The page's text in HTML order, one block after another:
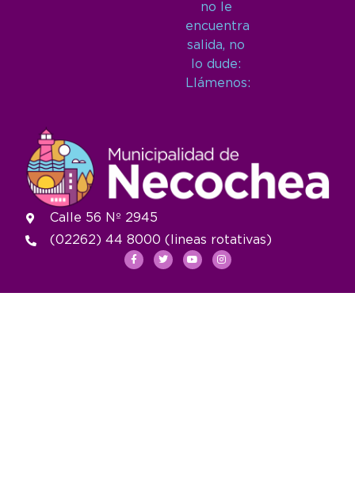
no le
encuentra
salida, no
lo dude:
Llámenos:
Calle 56 Nº 2945
(02262) 44 8000 (lineas rotativas)